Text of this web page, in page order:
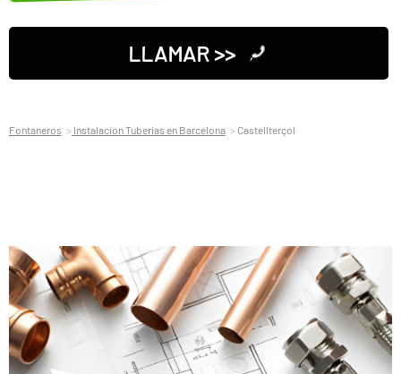
LLAMAR >>
Fontaneros Instalacion Tuberias en Barcelona Castellterçol